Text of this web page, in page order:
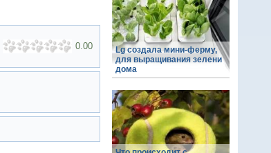
0.00
Lg создала мини-ферму,
для выращивания зелени
дома